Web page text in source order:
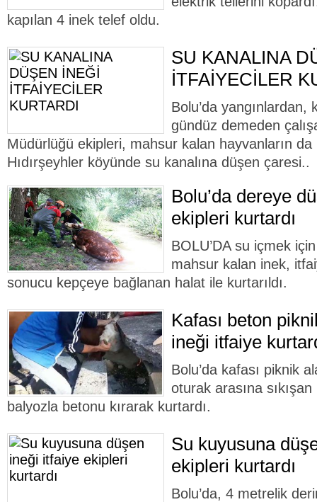
kapılan 4 inek telef oldu.
SU KANALINA
İTFAİYECİLER
Bolu’da
gündüz demeden
Müdürlüğü ekipleri, mahsur kalan hayvanların da
Hıdırşeyhler köyünde su kanalına düşen çaresi..
Bolu’da dereye
ekipleri kurtardı
BOLU’DA su içmek
mahsur kalan inek,
sonucu kepçeye bağlanan halat ile kurtarıldı.
Kafası beton
ineği itfaiye
Bolu’da kafası piknik
oturak arasına
balyozla betonu kırarak kurtardı.
Su kuyusuna
ekipleri kurtardı
Bolu’da, 4 metrelik